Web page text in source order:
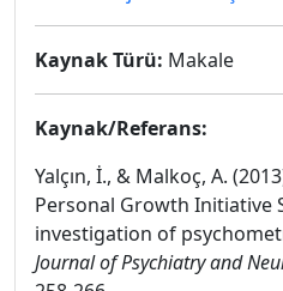
Kaynak Türü: Makale
Kaynak/Referans:
Yalçın, İ., & Malkoç, A.
Personal Growth Initiative
investigation of
Journal of Psychiatry and